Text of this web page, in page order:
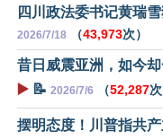
四川政法委书记黄瑞
2026/7/18 （43,973次）
昔日威震亚洲，如今
▶️ 📝 2026/7/6 （52,287次
摆明态度！川普指共